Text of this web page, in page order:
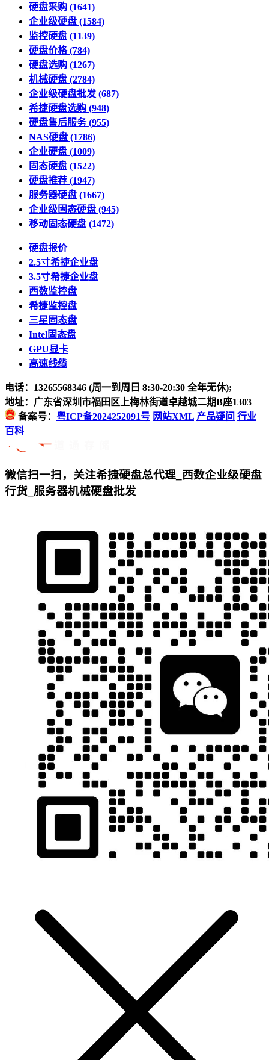
硬盘采购 (1641)
企业级硬盘 (1584)
监控硬盘 (1139)
硬盘价格(784)
硬盘选购 (1267)
机械硬盘 (2784)
企业级硬盘批发 (687)
希捷硬盘选购 (948)
硬盘售后服务(955)
NAS硬盘 (1786)
企业硬盘 (1009)
固态硬盘 (1522)
硬盘推荐 (1947)
服务器硬盘 (1667)
企业级固态硬盘 (945)
移动固态硬盘 (1472)
硬盘报价
2.5寸希捷企业盘
3.5寸希捷企业盘
西数监控盘
希捷监控盘
三星固态盘
Intel固态盘
GPU显卡
高速线缆
电话：13265568346 (周一到周日 8:30-20:30 全年无休);
地址：广东省深圳市福田区上梅林街道卓越城二期B座1303
备案号： 粤ICP备2024252091号 网站XML 产品疑问 行业
百科
微信扫一扫，关注希捷硬盘总代理_西数企业级硬盘
行货_服务器机械硬盘批发